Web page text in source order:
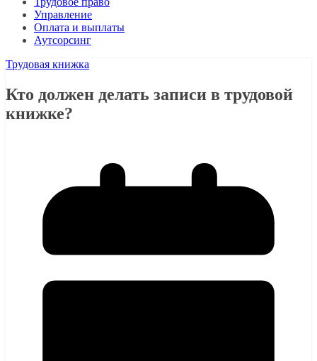
Управление
Оплата и выплаты
Аутсорсинг
Трудовая книжка
Кто должен делать записи в трудовой
книжке?